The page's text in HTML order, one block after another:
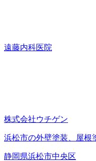
遠藤内科医院
株式会社ウチゲン
浜松市の外壁塗装、屋根
静岡県浜松市中央区